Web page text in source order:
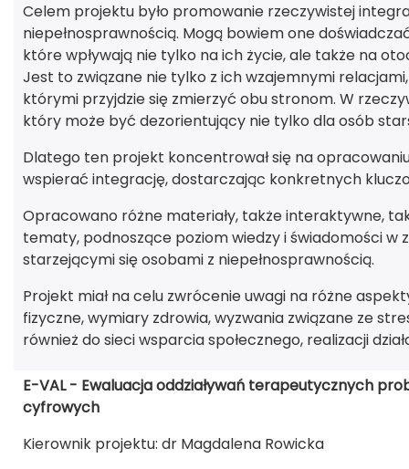
Celem projektu było promowanie rzeczywistej
niepełnosprawnością. Mogą bowiem one
które wpływają nie tylko na ich życie, ale także na
Jest to związane nie tylko z ich wzajemnymi
którymi przyjdzie się zmierzyć obu stronom. W
który może być dezorientujący nie tylko dla osób
Dlatego ten projekt koncentrował się na
wspierać integrację, dostarczając konkretnych
Opracowano różne materiały, także interaktywne,
tematy, podnoszące poziom wiedzy i świadomości w
starzejącymi się osobami z niepełnosprawnością.
Projekt miał na celu zwrócenie uwagi na różne
fizyczne, wymiary zdrowia, wyzwania związane ze
również do sieci wsparcia społecznego, realizacji
E-VAL - Ewaluacja oddziaływań terapeutycznych
cyfrowych
Kierownik projektu: dr Magdalena Rowicka